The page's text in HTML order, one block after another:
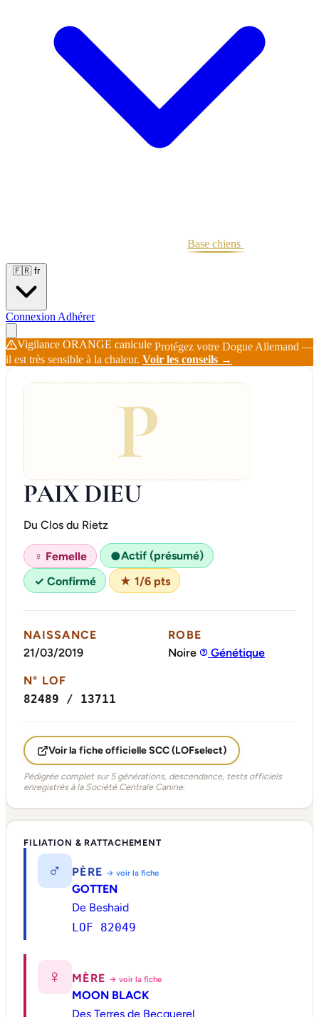
Base chiens
🇫🇷 fr
Connexion Adhérer
Vigilance ORANGE canicule Protégez votre Dogue Allemand —
il est très sensible à la chaleur. Voir les conseils →
P
PAIX DIEU
Du Clos du Rietz
♀ Femelle ●Actif (présumé)
✓ Confirmé
★ 1/6 pts
NAISSANCE
21/03/2019
ROBE
Noire
Génétique
N° LOF
82489 / 13711
Voir la fiche officielle SCC (LOFselect)
Pédigrée complet sur 5 générations, descendance, tests officiels
enregistrés à la Société Centrale Canine.
FILIATION & RATTACHEMENT
♂ PÈRE → voir la fiche
GOTTEN
De Beshaid
LOF 82049
♀ MÈRE → voir la fiche
MOON BLACK
Des Terres de Becquerel